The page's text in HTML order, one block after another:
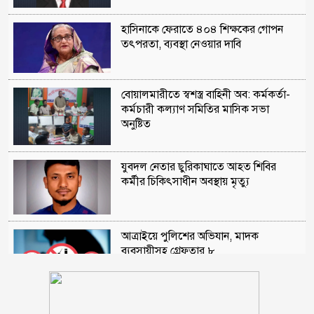
হাসিনাকে ফেরাতে ৪০৪ শিক্ষকের গোপন
তৎপরতা, ব্যবস্থা নেওয়ার দাবি
বোয়ালমারীতে স্বশস্ত্র বাহিনী অব: কর্মকর্তা-
কর্মচারী কল্যাণ সমিতির মাসিক সভা
অনুষ্টিত
যুবদল নেতার ছুরিকাঘাতে আহত শিবির
কর্মীর চিকিৎসাধীন অবস্থায় মৃত্যু
আত্রাইয়ে পুলিশের অভিযান, মাদক
ব্যবসায়ীসহ গ্রেফতার ৮